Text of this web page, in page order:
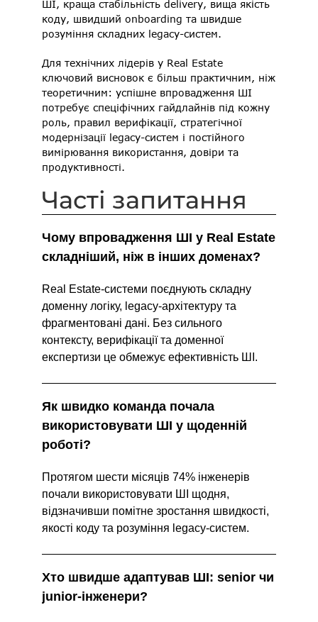
ШІ, краща стабільність delivery, вища якість
коду, швидший onboarding та швидше
розуміння складних legacy-систем.
Для технічних лідерів у Real Estate
ключовий висновок є більш практичним, ніж
теоретичним: успішне впровадження ШІ
потребує спеціфічних гайдлайнів під кожну
роль, правил верифікації, стратегічної
модернізації legacy-систем і постійного
вимірювання використання, довіри та
продуктивності.
Часті запитання
Чому впровадження ШІ у Real Estate
складніший, ніж в інших доменах?
Real Estate-системи поєднують складну
доменну логіку, legacy-архітектуру та
фрагментовані дані. Без сильного
контексту, верифікації та доменної
експертизи це обмежує ефективність ШІ.
Як швидко команда почала
використовувати ШІ у щоденній
роботі?
Протягом шести місяців 74% інженерів
почали використовувати ШІ щодня,
відзначивши помітне зростання швидкості,
якості коду та розуміння legacy-систем.
Хто швидше адаптував ШІ: senior чи
junior-інженери?